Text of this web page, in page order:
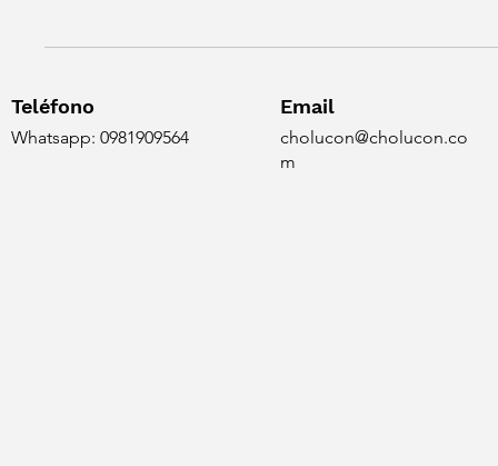
Teléfono
Whatsapp: 0981909564
Email
cholucon@cholucon.co
m